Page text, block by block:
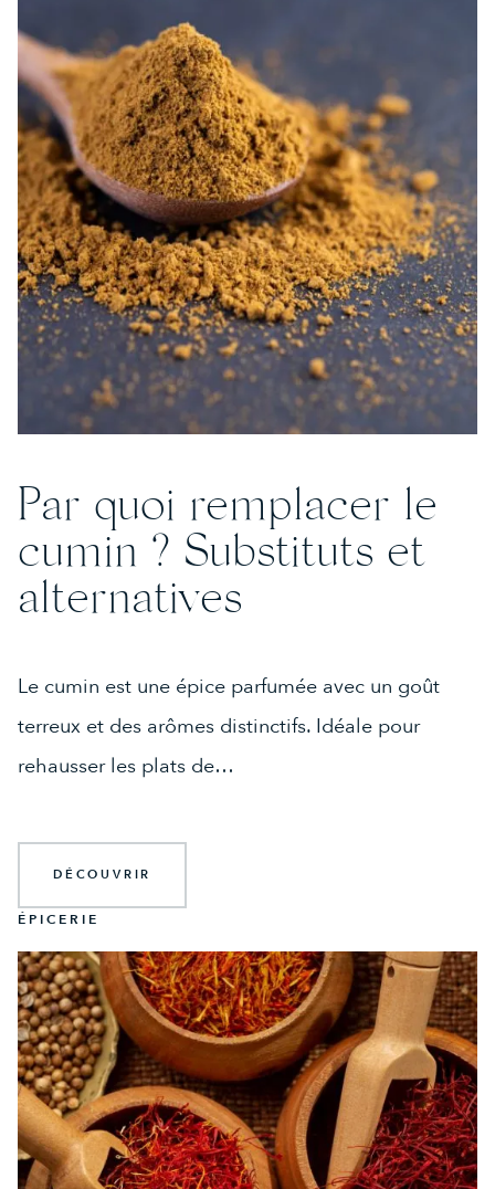
Par quoi remplacer le
cumin ? Substituts et
alternatives
Le cumin est une épice parfumée avec un goût
terreux et des arômes distinctifs. Idéale pour
rehausser les plats de…
DÉCOUVRIR
ÉPICERIE